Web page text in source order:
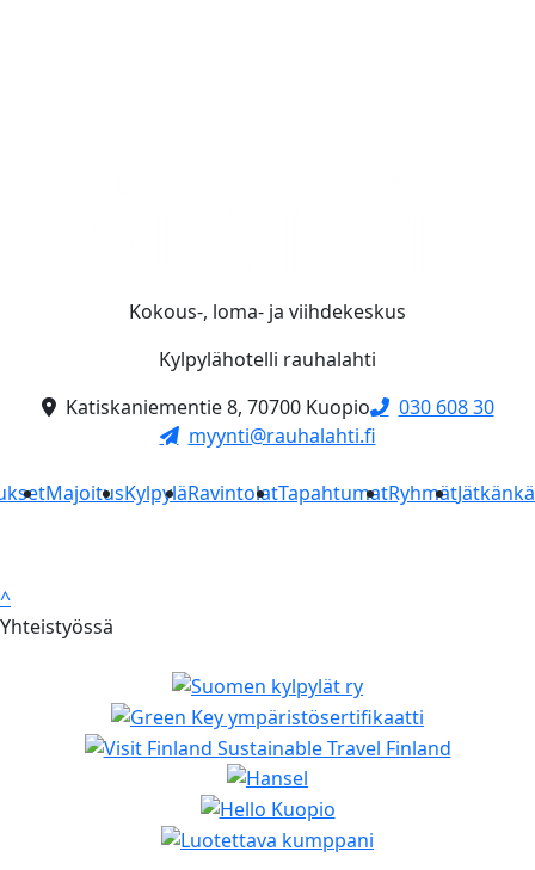
Kokous-, loma- ja viihdekeskus
Kylpylähotelli rauhalahti
Katiskaniementie 8, 70700 Kuopio
030 608 30
myynti@rauhalahti.fi
MajoitusKylpyläRavintolatTapahtumatRyhmät
^
Yhteistyössä